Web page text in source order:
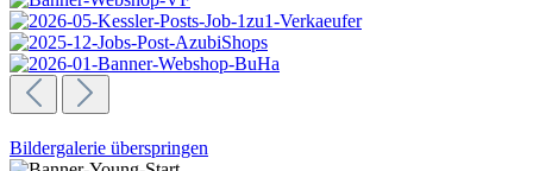
Bildergalerie überspringen